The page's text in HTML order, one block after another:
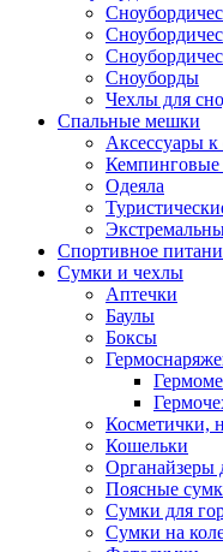
Сноуборды
Чехлы для
Спальные мешки
Аксессуары
Одеяла
Спортивное
Сумки и чехлы
Аптечки
Баулы
Боксы
Косметички,
Кошельки
Органайзеры
Поясные
Сумки для
Сумки на